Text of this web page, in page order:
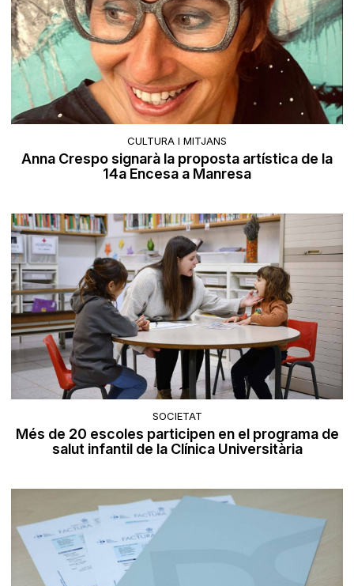
CULTURA I MITJANS
Anna Crespo signarà la proposta artística de la
14a Encesa a Manresa
SOCIETAT
Més de 20 escoles participen en el programa de
salut infantil de la Clínica Universitària